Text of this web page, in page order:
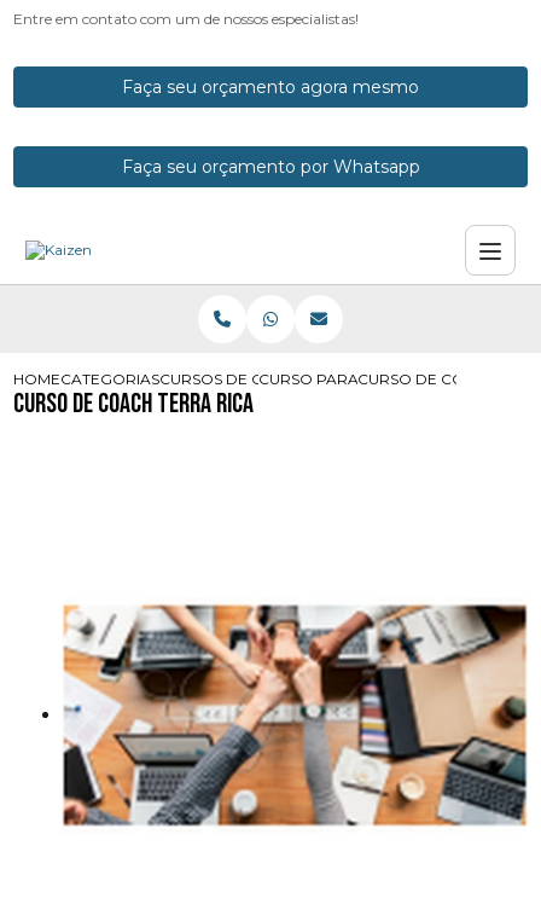
Entre em contato com um de nossos especialistas!
Faça seu orçamento agora mesmo
Faça seu orçamento por Whatsapp
HOMECATEGORIASCURSOS DE COACHCURSO PARA COACHCURSO DE COACH
Curso de Coach Terra Rica